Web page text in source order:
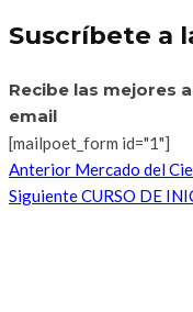
Suscríbete a
Recibe las mejores
email
[mailpoet_form id="1"]
Anterior Mercado del
SiguienteCURSO DE